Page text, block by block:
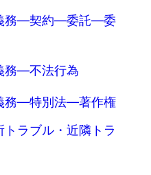
務―契約―委託―委
―不法行為
―特別法―著作権
ラブル・近隣トラ